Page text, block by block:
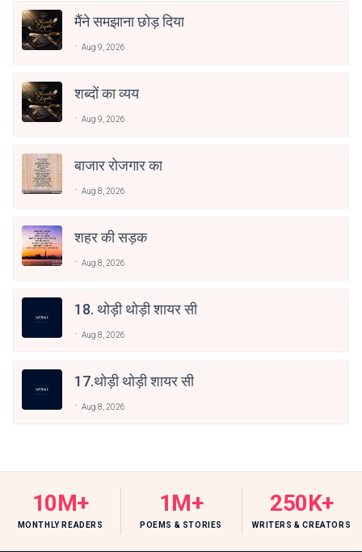
मैंने समझाना छोड़ दिया
Aug 9, 2026
शब्दों का व्यय
Aug 9, 2026
बाजार रोजगार का
Aug 8, 2026
शहर की सड़क
Aug 8, 2026
18. थोड़ी थोड़ी शायर सी
Aug 8, 2026
17.थोड़ी थोड़ी शायर सी
Aug 8, 2026
10M+
MONTHLY READERS
1M+
POEMS & STORIES
250K+
WRITERS & CREATORS